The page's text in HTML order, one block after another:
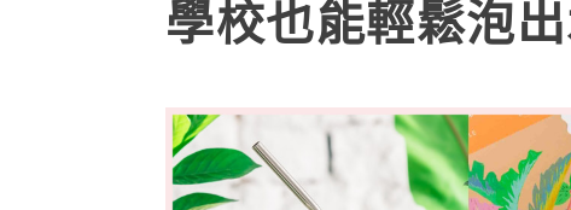
學校也能輕鬆泡